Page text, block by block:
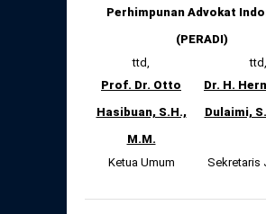
Perhimpunan Advokat
(PERADI)
ttd,
ttd,
Prof. Dr. Otto
Hasibuan, S.H.,
M.M.
Dr. H.
Dulaimi,
Ketua Umum Sekretaris